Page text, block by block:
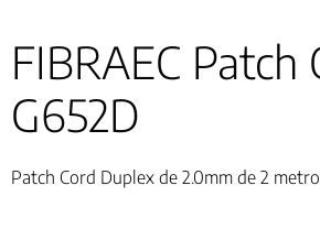
FIBRAEC
G652D
Patch Cord Duplex de 2.0mm de 2